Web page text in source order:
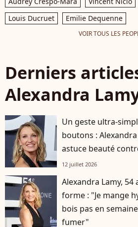
Louis Ducruet
Emilie Dequenne
VOIR TOUS LES
Derniers
Alexandra
Un geste ultra-
boutons :
astuce beauté
12 juillet 2026
Alexandra Lamy, 54
forme : "Je mange
bois pas en
fumer"